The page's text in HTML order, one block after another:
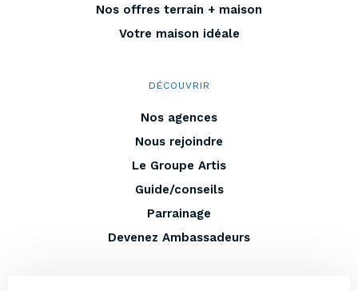
Nos offres terrain + maison
Votre maison idéale
DÉCOUVRIR
Nos agences
Nous rejoindre
Le Groupe Artis
Guide/conseils
Parrainage
Devenez Ambassadeurs